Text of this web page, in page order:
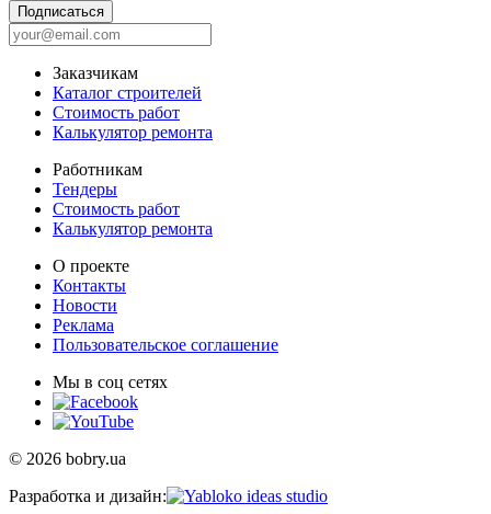
Подписаться
Заказчикам
Каталог строителей
Стоимость работ
Калькулятор ремонта
Работникам
Тендеры
Стоимость работ
Калькулятор ремонта
О проекте
Контакты
Новости
Реклама
Пользовательское соглашение
Мы в соц сетях
© 2026 bobry.ua
Разработка и дизайн: